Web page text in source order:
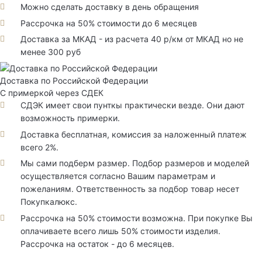
Можно сделать доставку в день обращения
Рассрочка на 50% стоимости до 6 месяцев
Доставка за МКАД - из расчета 40 р/км от МКАД но не
менее 300 руб
Доставка по Российской Федерации
С примеркой через СДЕК
СДЭК имеет свои пунткы практически везде. Они дают
возможность примерки.
Доставка бесплатная, комиссия за наложенный платеж
всего 2%.
Мы сами подберм размер. Подбор размеров и моделей
осуществляется согласно Вашим параметрам и
пожеланиям. Ответственность за подбор товар несет
Покупкалюкс.
Рассрочка на 50% стоимости возможна. При покупке Вы
оплачиваете всего лишь 50% стоимости изделия.
Рассрочка на остаток - до 6 месяцев.